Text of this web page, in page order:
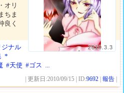
2010.3.3
オリ
ちま
良く
ナル
*
#天使 #ゴス ...
| 更新日:2010/09/15 | ID:9692 |報告